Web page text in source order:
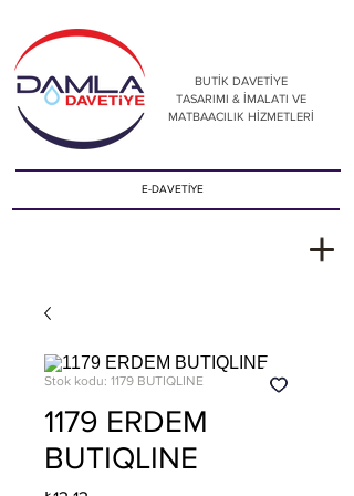
BUTİK DAVETİYE
TASARIMI & İMALATI VE
MATBAACILIK HİZMETLERİ
E-DAVETİYE
Stok kodu: 1179 BUTIQLINE
1179 ERDEM
BUTIQLINE